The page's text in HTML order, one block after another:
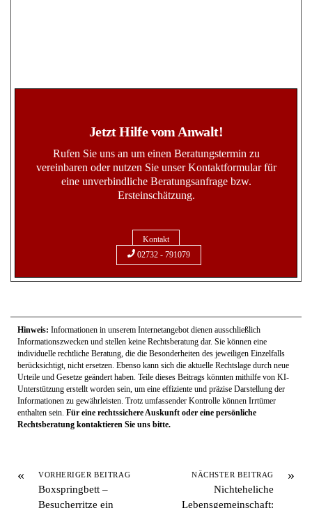
Jetzt Hilfe vom Anwalt!
Rufen Sie uns an um einen Beratungstermin zu
vereinbaren oder nutzen Sie unser Kontaktformular für
eine unverbindliche Beratungsanfrage bzw.
Ersteinschätzung.
Kontakt
02732 - 791079
Hinweis: Informationen in unserem Internetangebot dienen ausschließlich
Informationszwecken und stellen keine Rechtsberatung dar. Sie können eine
individuelle rechtliche Beratung, die die Besonderheiten des jeweiligen Einzelfalls
berücksichtigt, nicht ersetzen. Ebenso kann sich die aktuelle Rechtslage durch neue
Urteile und Gesetze geändert haben. Teile dieses Beitrags könnten mithilfe von KI-
Unterstützung erstellt worden sein, um eine effiziente und präzise Darstellung der
Informationen zu gewährleisten. Trotz umfassender Kontrolle können Irrtümer
enthalten sein. Für eine rechtssichere Auskunft oder eine persönliche
Rechtsberatung kontaktieren Sie uns bitte.
« VORHERIGER BEITRAG
Boxspringbett –
Besucherritze ein
»
NÄCHSTER BEITRAG
Nichteheliche
Lebensgemeinschaft: